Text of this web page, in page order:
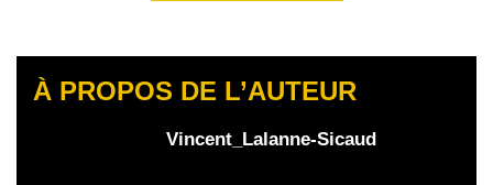
À PROPOS DE L’AUTEUR
Vincent_Lalanne-Sicaud